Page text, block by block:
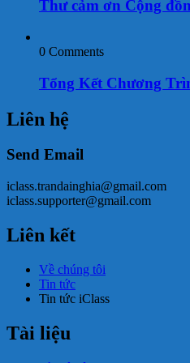
Thư cảm ơn Cộng
0 Comments
Tổng Kết Chương
Liên hệ
Send Email
iclass.trandainghia@gmail.com
iclass.supporter@gmail.com
Liên kết
Về chúng tôi
Tin tức
Tin tức iClass
Tài liệu